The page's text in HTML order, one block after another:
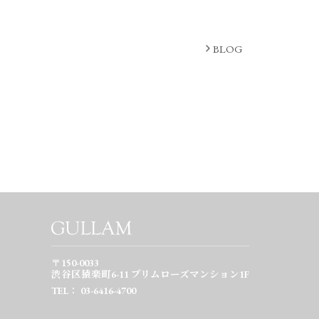
BLOG
〒150-0033
渋谷区猿楽町6-11 プリムローズマンション1F
TEL： 03-6416-4700